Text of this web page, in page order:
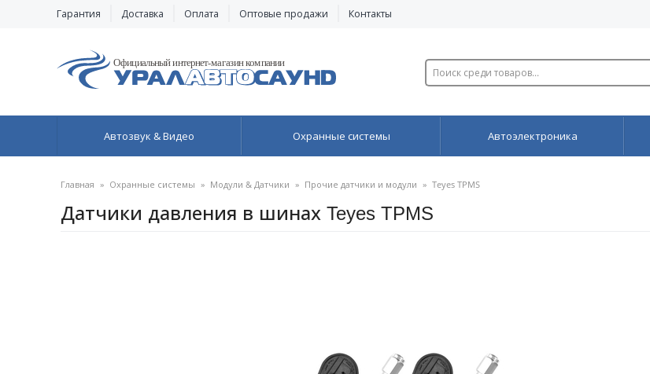
Гарантия Доставка Оплата Оптовые продажи Контакты
Автозвук & Видео Охранные системы Автоэлектроника
Главная » Охранные системы » Модули & Датчики » Прочие датчики и модули » Teyes TPMS
Датчики давления в шинах Teyes TPMS